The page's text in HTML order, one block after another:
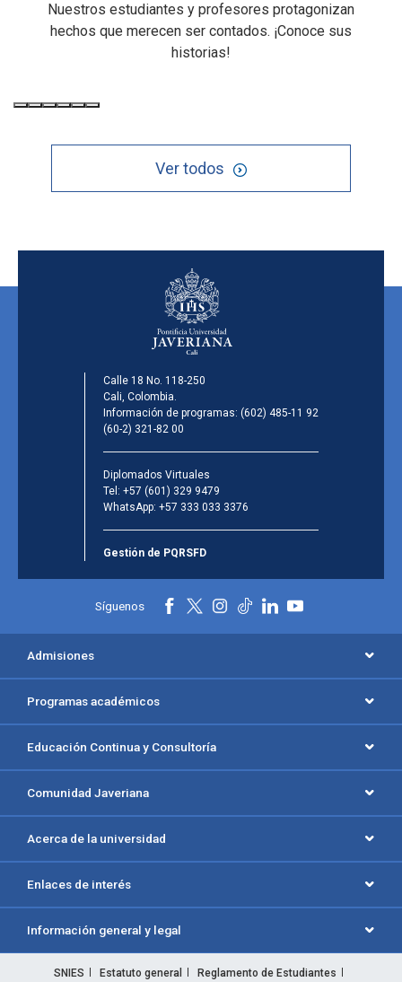
Nuestros estudiantes y profesores protagonizan
hechos que merecen ser contados. ¡Conoce sus
historias!
Ver todos
Calle 18 No. 118-250
Cali, Colombia.
Información de programas: (602) 485-11 92
(60-2) 321-82 00
Diplomados Virtuales
Tel: +57 (601) 329 9479
WhatsApp: +57 333 033 3376
Gestión de PQRSFD
Síguenos
Admisiones
Programas académicos
Educación Continua y Consultoría
Comunidad Javeriana
Acerca de la universidad
Enlaces de interés
Información general y legal
SNIES Estatuto general Reglamento de Estudiantes